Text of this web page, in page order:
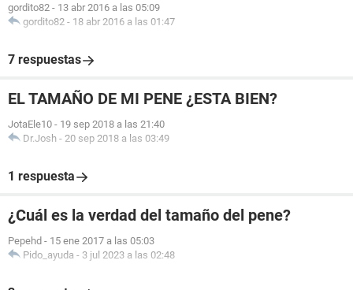
gordito82 - 13 abr 2016 a las 05:09
gordito82 - 18 abr 2016 a las 01:47
7 respuestas
EL TAMAÑO DE MI PENE ¿ESTA BIEN?
JotaEle10 - 19 sep 2018 a las 21:40
Dr.Josh - 20 sep 2018 a las 03:49
1 respuesta
¿Cuál es la verdad del tamaño del pene?
Pepehd - 15 ene 2017 a las 05:03
Pido_ayuda - 3 jul 2023 a las 02:48